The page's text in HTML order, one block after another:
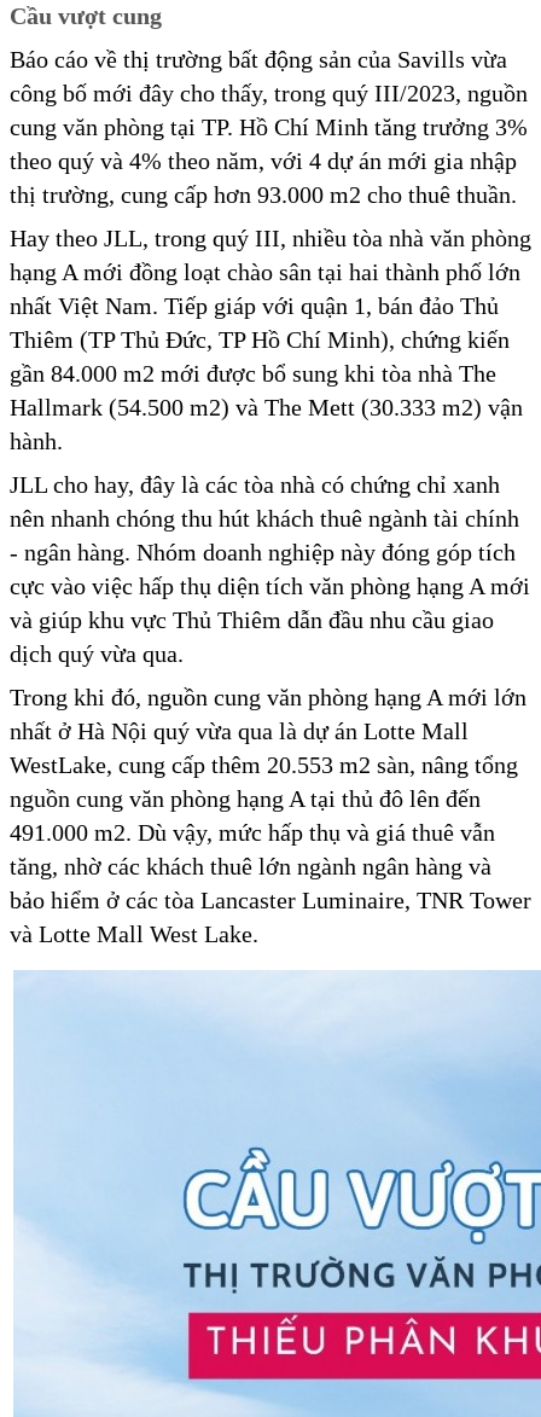
Cầu vượt cung
Báo cáo về thị trường bất động sản của Savills vừa
công bố mới đây cho thấy, trong quý III/2023, nguồn
cung văn phòng tại TP. Hồ Chí Minh tăng trưởng 3%
theo quý và 4% theo năm, với 4 dự án mới gia nhập
thị trường, cung cấp hơn 93.000 m2 cho thuê thuần.
Hay theo JLL, trong quý III, nhiều tòa nhà văn phòng
hạng A mới đồng loạt chào sân tại hai thành phố lớn
nhất Việt Nam. Tiếp giáp với quận 1, bán đảo Thủ
Thiêm (TP Thủ Đức, TP Hồ Chí Minh), chứng kiến
gần 84.000 m2 mới được bổ sung khi tòa nhà The
Hallmark (54.500 m2) và The Mett (30.333 m2) vận
hành.
JLL cho hay, đây là các tòa nhà có chứng chỉ xanh
nên nhanh chóng thu hút khách thuê ngành tài chính
- ngân hàng. Nhóm doanh nghiệp này đóng góp tích
cực vào việc hấp thụ diện tích văn phòng hạng A mới
và giúp khu vực Thủ Thiêm dẫn đầu nhu cầu giao
dịch quý vừa qua.
Trong khi đó, nguồn cung văn phòng hạng A mới lớn
nhất ở Hà Nội quý vừa qua là dự án Lotte Mall
WestLake, cung cấp thêm 20.553 m2 sàn, nâng tổng
nguồn cung văn phòng hạng A tại thủ đô lên đến
491.000 m2. Dù vậy, mức hấp thụ và giá thuê vẫn
tăng, nhờ các khách thuê lớn ngành ngân hàng và
bảo hiểm ở các tòa Lancaster Luminaire, TNR Tower
và Lotte Mall West Lake.